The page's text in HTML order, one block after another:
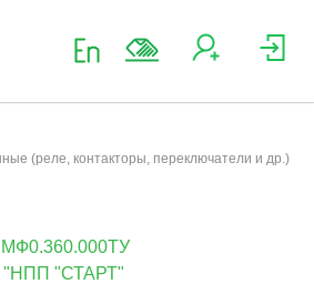
(реле, контакторы, переключатели и др.)
"СТАРТ"